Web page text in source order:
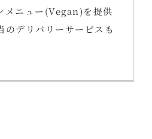
メニュー(Vegan)を提供
のデリバリーサービスも